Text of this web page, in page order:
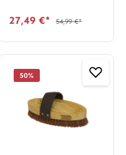
27,49 €* 54,99 €*
50%